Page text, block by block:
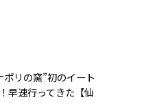
ポリの窯”初のイート
早速行ってきた【仙